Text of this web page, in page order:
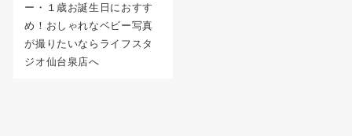
ー・１歳お誕生日におすす
め！おしゃれなベビー写真
が撮りたいならライフスタ
ジオ仙台泉店へ